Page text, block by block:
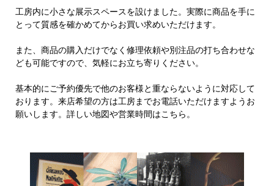
工房内に小さな展示スペースを設けました。実際に商品を手に
とって質感を確かめてからお買い求めいただけます。
また、商品の購入だけでなく修理依頼や別注品の打ち合わせな
ども可能ですので、気軽にお立ち寄りください。
基本的にご予約優先で他のお客様と重ならないように対応して
おります。来店希望の方は工房までお電話いただけますようお
願いします。詳しい地図や営業時間はこちら。